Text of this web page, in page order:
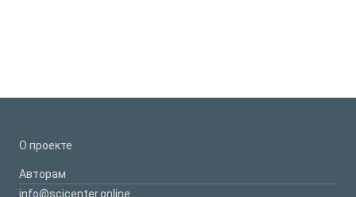
О проекте
Авторам
info@scicenter.online